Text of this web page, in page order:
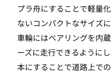
プラ舟にすることで軽量
ないコンパクトなサイズ
車輪にはベアリングを内
ーズに走行できるように
本にすることで道路上で